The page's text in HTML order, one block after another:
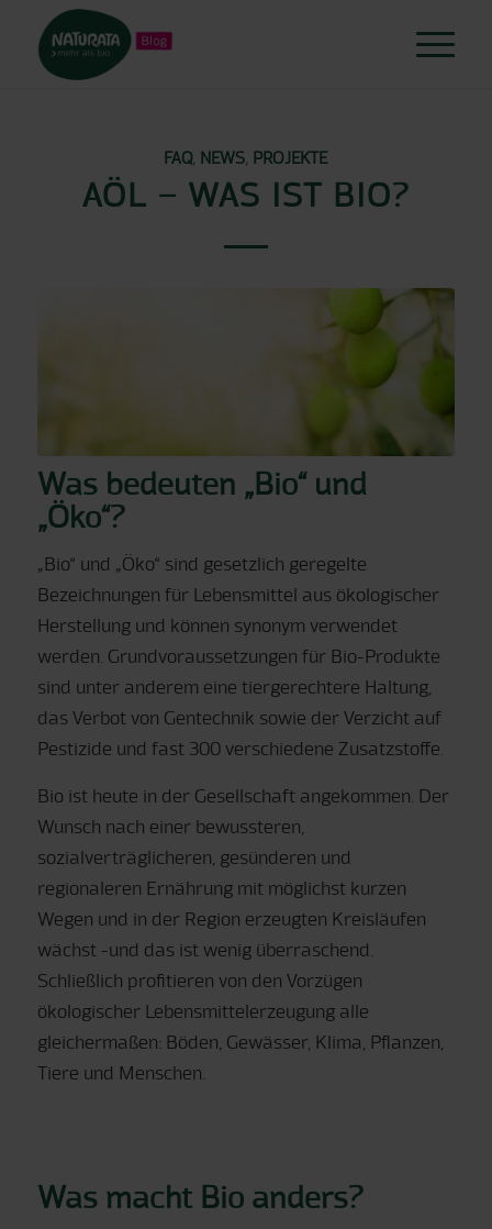
FAQ, NEWS PROJEKTE
AÖL – WAS IST BIO?
Was bedeuten „Bio“ und
„Öko“?
„Bio“ und „Öko“ sind gesetzlich geregelte
Bezeichnungen für Lebensmittel aus ökologischer
Herstellung und können synonym verwendet
werden. Grundvoraussetzungen für Bio-Produkte
sind unter anderem eine tiergerechtere Haltung,
das Verbot von Gentechnik sowie der Verzicht auf
Pestizide und fast 300 verschiedene Zusatzstoffe.
Bio ist heute in der Gesellschaft angekommen. Der
Wunsch nach einer bewussteren,
sozialverträglicheren, gesünderen und
regionaleren Ernährung mit möglichst kurzen
Wegen und in der Region erzeugten Kreisläufen
wächst -und das ist wenig überraschend.
Schließlich profitieren von den Vorzügen
ökologischer Lebensmittelerzeugung alle
gleichermaßen: Böden, Gewässer, Klima, Pflanzen,
Tiere und Menschen.
Was macht Bio anders?